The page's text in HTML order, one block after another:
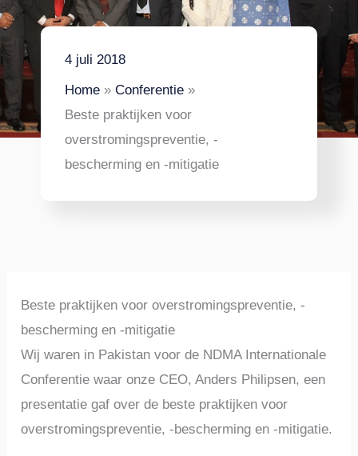
4 juli 2018
Home
Conferentie
Beste praktijken voor
overstromingspreventie, -
bescherming en -mitigatie
Beste praktijken voor overstromingspreventie, -
bescherming en -mitigatie
Wij waren in Pakistan voor de NDMA Internationale
Conferentie waar onze CEO, Anders Philipsen, een
presentatie gaf over de beste praktijken voor
overstromingspreventie, -bescherming en -mitigatie.